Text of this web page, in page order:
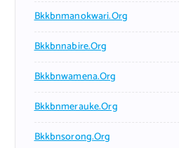
Bkkbnmanokwari.org
Bkkbnnabire.org
Bkkbnwamena.org
Bkkbnmerauke.org
Bkkbnsorong.org